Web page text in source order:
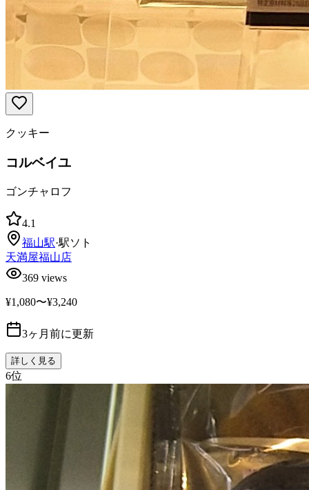
クッキー
コルベイユ
ゴンチャロフ
4.1
福山駅·駅ソト
天満屋福山店
369 views
¥1,080〜¥3,240
3ヶ月前に更新
詳しく見る
6位